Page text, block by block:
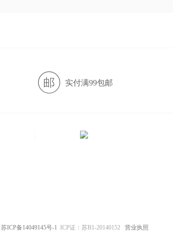
实付满99包邮
苏ICP备14049145号-1 ICP证：苏B1-20140152 营业执照